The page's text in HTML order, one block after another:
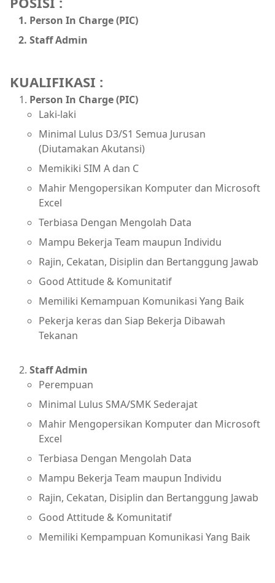
Person In Charge (PIC)
Staff Admin
KUALIFIKASI :
Person In Charge (PIC)
Laki-laki
Minimal Lulus D3/S1 Semua Jurusan
(Diutamakan Akutansi)
Memikiki SIM A dan C
Mahir Mengopersikan Komputer dan Microsoft
Excel
Terbiasa Dengan Mengolah Data
Mampu Bekerja Team maupun Individu
Rajin, Cekatan, Disiplin dan Bertanggung Jawab
Good Attitude & Komunitatif
Memiliki Kemampuan Komunikasi Yang Baik
Pekerja keras dan Siap Bekerja Dibawah
Tekanan
Staff Admin
Perempuan
Minimal Lulus SMA/SMK Sederajat
Mahir Mengopersikan Komputer dan Microsoft
Excel
Terbiasa Dengan Mengolah Data
Mampu Bekerja Team maupun Individu
Rajin, Cekatan, Disiplin dan Bertanggung Jawab
Good Attitude & Komunitatif
Memiliki Kempampuan Komunikasi Yang Baik